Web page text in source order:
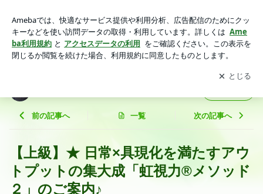
力®︎メソッド２」のご案内♪ | 「Simple is 具現化」365日上機
嫌Days♪
アプリをダウンロードして ブログの更新通知
を受け取りまし
ょう。
開く
前の記事へ 一覧 次の記事へ
【上級】★ 日常×具現化を満たすアウ
トプットの集大成「虹視力®︎メソッド
２」のご案内♪